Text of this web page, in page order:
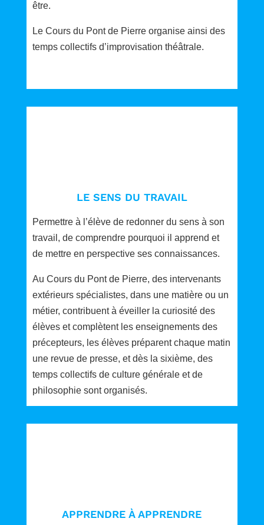
être.
Le Cours du Pont de Pierre organise ainsi des
temps collectifs d’improvisation théâtrale.
LE SENS DU TRAVAIL
Permettre à l’élève de redonner du sens à son
travail, de comprendre pourquoi il apprend et
de mettre en perspective ses connaissances.
Au Cours du Pont de Pierre, des intervenants
extérieurs spécialistes, dans une matière ou un
métier, contribuent à éveiller la curiosité des
élèves et complètent les enseignements des
précepteurs, les élèves préparent chaque matin
une revue de presse, et dès la sixième, des
temps collectifs de culture générale et de
philosophie sont organisés.
APPRENDRE À APPRENDRE